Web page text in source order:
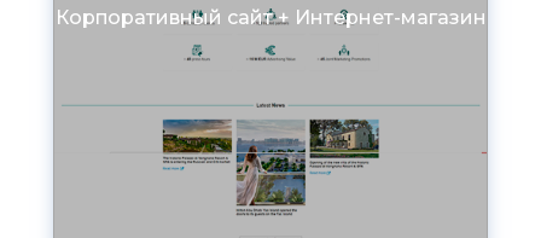
Корпоративный сайт + Интернет-магазин